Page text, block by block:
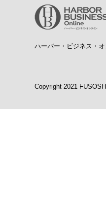
ハーバー・ビジネス・
Copyright 2021